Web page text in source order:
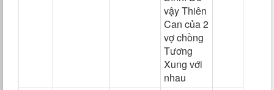
vậy Thiên
Can của 2
vợ chồng
Tương
Xung với
nhau